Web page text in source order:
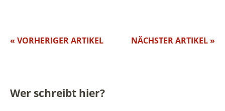
NÄCHSTER ARTIKEL »
« VORHERIGER ARTIKEL
Wer schreibt hier?